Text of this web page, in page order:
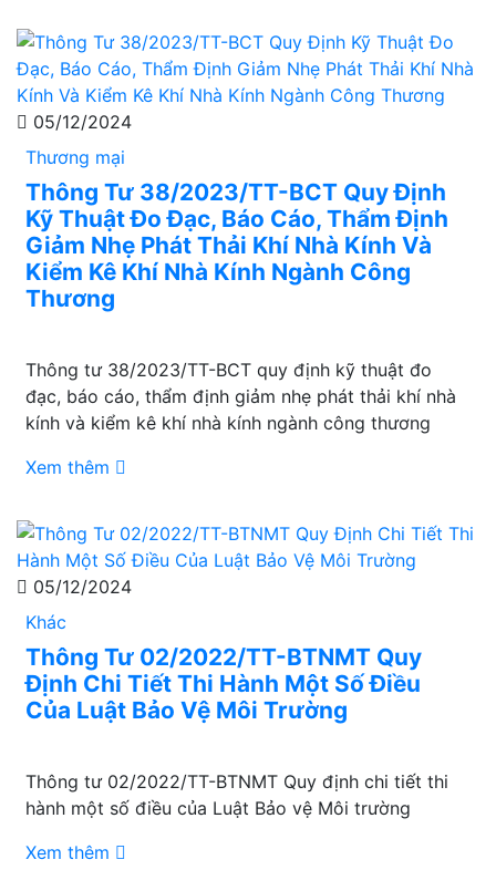
05/12/2024
Thương mại
Thông Tư 38/2023/TT-BCT Quy Định
Kỹ Thuật Đo Đạc, Báo Cáo, Thẩm Định
Giảm Nhẹ Phát Thải Khí Nhà Kính Và
Kiểm Kê Khí Nhà Kính Ngành Công
Thương
Thông tư 38/2023/TT-BCT quy định kỹ thuật đo
đạc, báo cáo, thẩm định giảm nhẹ phát thải khí nhà
kính và kiểm kê khí nhà kính ngành công thương
Xem thêm
05/12/2024
Khác
Thông Tư 02/2022/TT-BTNMT Quy
Định Chi Tiết Thi Hành Một Số Điều
Của Luật Bảo Vệ Môi Trường
Thông tư 02/2022/TT-BTNMT Quy định chi tiết thi
hành một số điều của Luật Bảo vệ Môi trường
Xem thêm